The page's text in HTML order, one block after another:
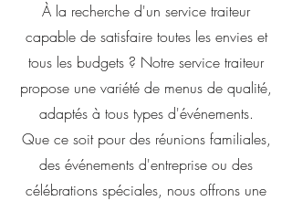
À la recherche d'un service traiteur
capable de satisfaire toutes les envies et
tous les budgets ? Notre service traiteur
propose une variété de menus de qualité,
adaptés à tous types d'événements.
Que ce soit pour des réunions familiales,
des événements d'entreprise ou des
célébrations spéciales, nous offrons une